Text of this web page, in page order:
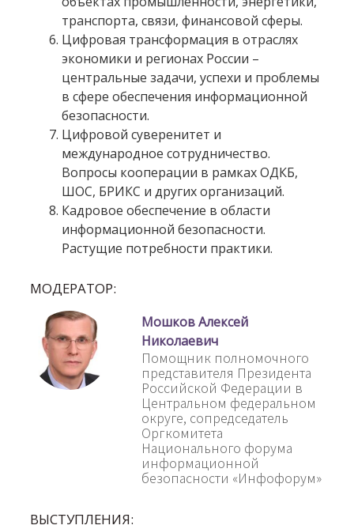
транспорта, связи, финансовой сферы.
Цифровая трансформация в отраслях
экономики и регионах России –
центральные задачи, успехи и проблемы
в сфере обеспечения информационной
безопасности.
Цифровой суверенитет и
международное сотрудничество.
Вопросы кооперации в рамках ОДКБ,
ШОС, БРИКС и других организаций.
Кадровое обеспечение в области
информационной безопасности.
Растущие потребности практики.
МОДЕРАТОР:
Мошков Алексей
Николаевич
Помощник полномочного
представителя Президента
Российской Федерации в
Центральном федеральном
округе, сопредседатель
Оргкомитета
Национального форума
информационной
безопасности «Инфофорум»
ВЫСТУПЛЕНИЯ: